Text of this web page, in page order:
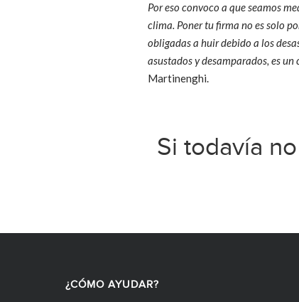
Por eso convoco a que seamos
clima. Poner tu firma no es solo
obligadas a huir debido a los
asustados y desamparados, es
Martinenghi.
Si todavía
¿CÓMO AYUDAR?